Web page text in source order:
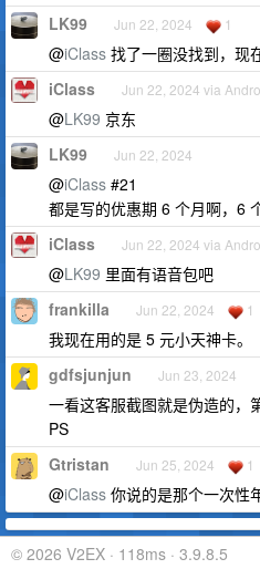
LK99 Jun 22, 2024 1
@iClass 找了一圈没找到，现
iClass Jun 22, 2024 via
@LK99 京东
LK99 Jun 22, 2024
@iClass #21
都是写的优惠期 6 个月啊，6
iClass Jun 22, 2024 via
@LK99 里面有语音包吧
frankilla Jun 22, 2024 1
我现在用的是 5 元小天神卡。
gdfsjunjun Jun 23, 2024
一看这客服截图就是伪造的，
PS
Gtristan Jun 25, 2024 1
@iClass 你说的是那个一次性
© 2026 V2EX · 118ms · 3.9.8.5